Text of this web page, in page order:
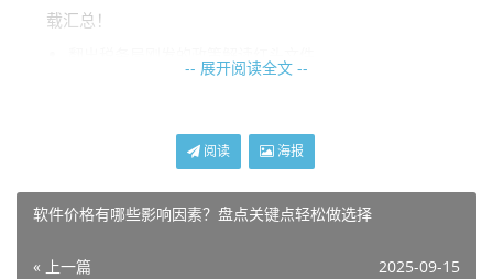
敢情财税老司机们早把官方文件嚼碎吐出来分享了。
意外捡到宝藏资源库
核对时顺藤摸瓜发现某省税务局搞了个"智能政策库"。虽然
-- 展开阅读全文 --
阅读 海报
软件价格有哪些影响因素？盘点关键点轻松做选择
« 上一篇 2025-09-15